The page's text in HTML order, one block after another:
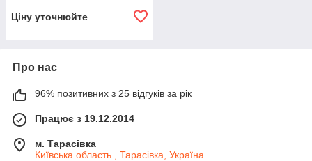
Ціну уточнюйте
Про нас
96% позитивних з 25 відгуків за рік
Працює з 19.12.2014
м. Тарасівка
Київська область , Тарасівка, Україна